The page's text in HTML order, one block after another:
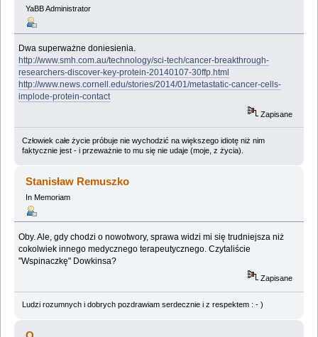
YaBB Administrator
Dwa superważne doniesienia.
http://www.smh.com.au/technology/sci-tech/cancer-breakthrough-
researchers-discover-key-protein-20140107-30ffp.html
http://www.news.cornell.edu/stories/2014/01/metastatic-cancer-cells-
implode-protein-contact
Zapisane
Człowiek całe życie próbuje nie wychodzić na większego idiotę niż nim
faktycznie jest - i przeważnie to mu się nie udaje (moje, z życia).
Stanisław Remuszko
In Memoriam
Oby. Ale, gdy chodzi o nowotwory, sprawa widzi mi się trudniejsza niż
cokolwiek innego medycznego terapeutycznego. Czytaliście
"Wspinaczkę" Dowkinsa?
Zapisane
Ludzi rozumnych i dobrych pozdrawiam serdecznie i z respektem : - )